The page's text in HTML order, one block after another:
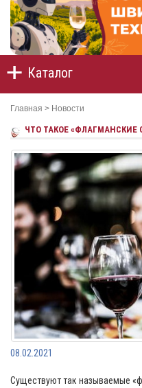
Каталог
Главная > Новости
ЧТО ТАКОЕ «ФЛАГМАНСКИЕ
08.02.2021
Существуют так называемые